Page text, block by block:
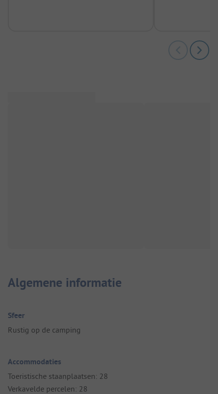
Algemene informatie
Sfeer
Rustig op de camping
Accommodaties
Toeristische staanplaatsen: 28
Verkavelde percelen: 28